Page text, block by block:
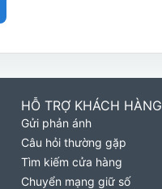
HỖ TRỢ KHÁCH HÀNG
Gửi phản ánh
Câu hỏi thường gặp
Tìm kiếm cửa hàng
Chuyển mạng giữ số